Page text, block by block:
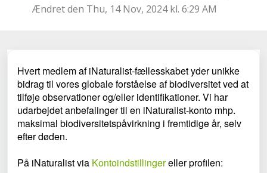
Ændret den Thu, 14 Nov, 2024 kl. 6:29 AM
Hvert medlem af iNaturalist-fællesskabet yder unikke
bidrag til vores globale forståelse af biodiversitet ved at
tilføje observationer og/eller identifikationer. Vi har
udarbejdet anbefalinger til en iNaturalist-konto mhp.
maksimal biodiversitetspåvirkning i fremtidige år, selv
efter døden.
På iNaturalist via Kontoindstillingereller profilen: